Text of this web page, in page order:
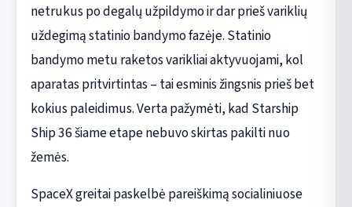
netrukus po degalų užpildymo ir dar prieš variklių
uždegimą statinio bandymo fazėje. Statinio
bandymo metu raketos varikliai aktyvuojami, kol
aparatas pritvirtintas – tai esminis žingsnis prieš bet
kokius paleidimus. Verta pažymėti, kad Starship
Ship 36 šiame etape nebuvo skirtas pakilti nuo
žemės.
SpaceX greitai paskelbė pareiškimą socialiniuose